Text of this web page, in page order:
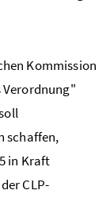
Kommission
Verordnung"
schaffen,
in Kraft
CLP-